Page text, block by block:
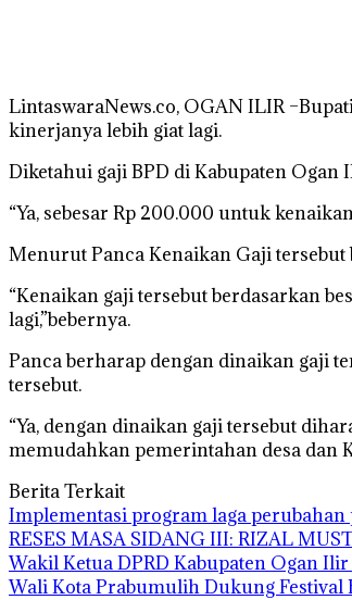
LintaswaraNews.co, OGAN ILIR
kinerjanya lebih giat lagi.
Diketahui gaji BPD di Kabupaten
“Ya, sebesar Rp 200.000 untuk
Menurut Panca Kenaikan Gaji tersebut
“Kenaikan gaji tersebut berdasarkan
lagi,”bebernya.
Panca berharap dengan dinaikan gaji
tersebut.
“Ya, dengan dinaikan gaji tersebut
memudahkan pemerintahan desa dan
Berita Terkait
Implementasi program laga
RESES MASA SIDANG III: RIZAL
Wakil Ketua DPRD Kabupaten Ogan
Wali Kota Prabumulih Dukung Festival